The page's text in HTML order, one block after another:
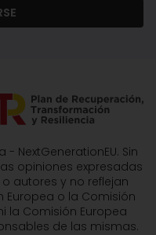
NextGenerationEU. Sin
opiniones expresadas
autores y no reflejan
Europea o la Comisión
la Comisión Europea
de las mismas.